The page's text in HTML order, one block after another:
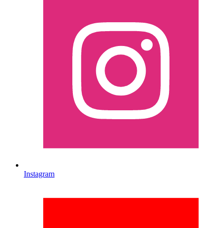
Instagram